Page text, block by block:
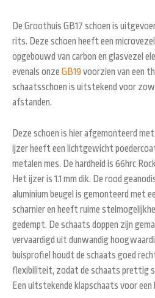
De Groothuis GB17 schoen is
rits. Deze schoen heeft een
opgebouwd van carbon en glasvezel
evenals onze GB19voorzien van een
schaatsschoen is uitstekend voor
afstanden.
Deze schoen is hier afgemonteerd
ijzer heeft een lichtgewicht
metalen mes. De hardheid is 66hrc
Het ijzer is 1.1 mm dik. De rood
aluminium beugel is gemonteerd met
scharnier en heeft ruime
gedempt. De schaats doppen zijn
vervaardigd uit dunwandig
buisprofiel houdt de schaats goed
flexibiliteit, zodat de schaats prettig
Een uitstekende klapschaats voor een